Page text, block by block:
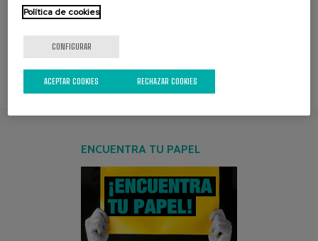
página [2] : de [3] :
ENCUENTRA TU PAPEL
Política de cookies
CONFIGURAR
RECHAZAR COOKIES
ACEPTAR COOKIES